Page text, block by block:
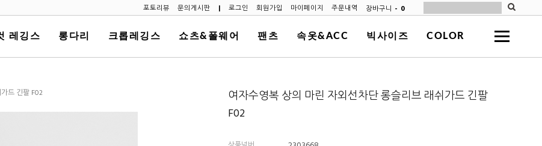
포토리뷰 문의게시판 | 로그인 회원가입 마이페이지 주문내역 장바구니 - 0
레깅스 롱다리 크롭레깅스 쇼츠&폴웨어 팬츠 속옷&ACC 빅사이즈 COLOR
드 긴팔 F02
여자수영복 상의 마린 자외선차단 롱슬리브 래쉬가드 긴팔
F02